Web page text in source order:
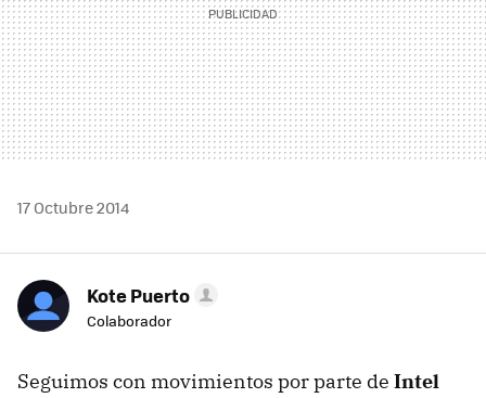
17 Octubre 2014
Kote Puerto
Colaborador
Seguimos con movimientos por parte de Intel